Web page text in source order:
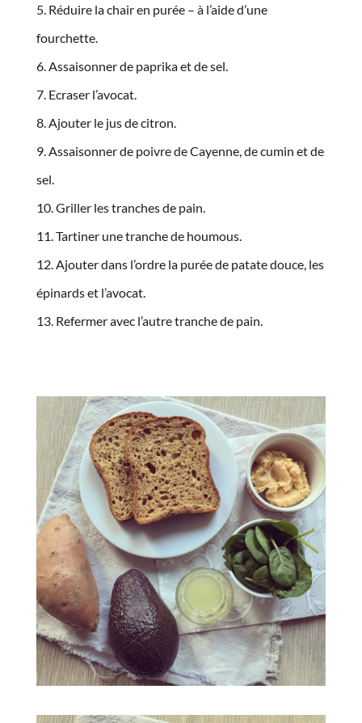
Réduire la chair en purée – à l’aide d’une
fourchette.
Assaisonner de paprika et de sel.
Ecraser l’avocat.
Ajouter le jus de citron.
Assaisonner de poivre de Cayenne, de cumin et de
sel.
Griller les tranches de pain.
Tartiner une tranche de houmous.
Ajouter dans l’ordre la purée de patate douce, les
épinards et l’avocat.
Refermer avec l’autre tranche de pain.